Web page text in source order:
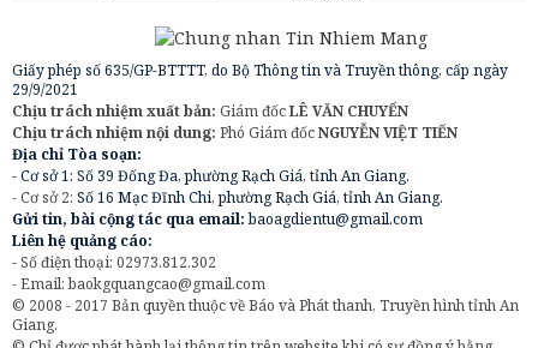
Giấy phép số 635/GP-BTTTT, do Bộ Thông tin và Truyền thông, cấp ngày
29/9/2021
Chịu trách nhiệm xuất bản: Giám đốcLÊ VĂN CHUYỂN
Chịu trách nhiệm nội dung: Phó Giám đốcNGUYỄN VIỆT TIẾN
Địa chỉ Tòa soạn:
- Cơ sở 1: Số 39 Đống Đa, phường Rạch Giá, tỉnh An Giang.
- Cơ sở 2: Số 16 Mạc Đĩnh Chi, phường Rạch Giá, tỉnh An Giang.
Gửi tin, bài cộng tác qua email:baoagdientu@gmail.com
Liên hệ quảng cáo:
- Số điện thoại: 02973.812.302
- Email:baokgquangcao@gmail.com
© 2008 - 2017 Bản quyền thuộc về Báo và Phát thanh, Truyền hình tỉnh An
Giang.